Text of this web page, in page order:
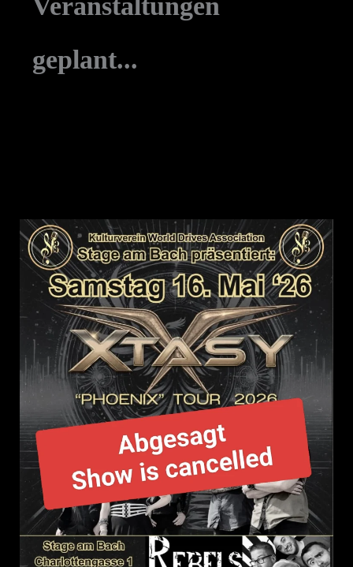
Veranstaltungen
geplant...